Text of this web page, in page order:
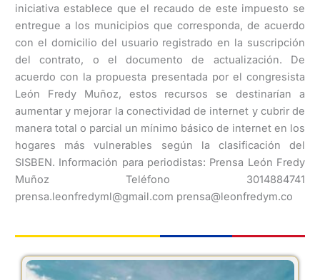
iniciativa establece que el recaudo de este impuesto se
entregue a los municipios que corresponda, de acuerdo
con el domicilio del usuario registrado en la suscripción
del contrato, o el documento de actualización. De
acuerdo con la propuesta presentada por el congresista
León Fredy Muñoz, estos recursos se destinarían a
aumentar y mejorar la conectividad de internet y cubrir de
manera total o parcial un mínimo básico de internet en los
hogares más vulnerables según la clasificación del
SISBEN. Información para periodistas: Prensa León Fredy
Muñoz Teléfono 3014884741
prensa.leonfredyml@gmail.com prensa@leonfredym.co